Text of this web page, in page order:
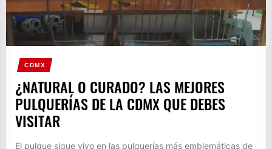
CDMX
¿NATURAL O CURADO? LAS MEJORES
PULQUERÍAS DE LA CDMX QUE DEBES
VISITAR
El pulque sigue vivo en las pulquerías más emblemáticas de